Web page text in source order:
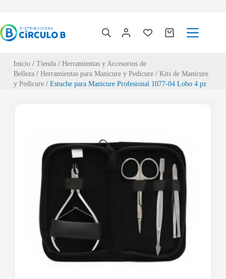
Inicio/ Tienda/ Herramientas y Accesorios de
Belleza/ Herramientas para Manicure y Pedicure/ Kits de Manicure
y Pedicure/ Estuche para Manicure Profesional 1077-04 Lobo 4 pz